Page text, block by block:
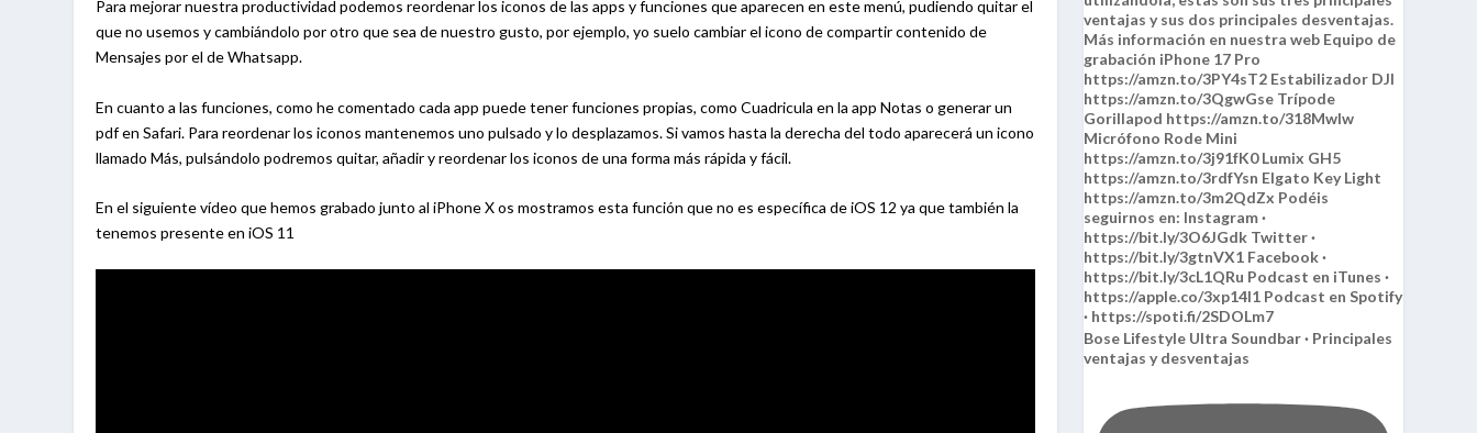
Para mejorar nuestra productividad podemos reordenar los iconos de las apps y funciones que aparecen en este menú, pudiendo quitar el
que no usemos y cambiándolo por otro que sea de nuestro gusto, por ejemplo, yo suelo cambiar el icono de compartir contenido de
Mensajes por el de Whatsapp.
En cuanto a las funciones, como he comentado cada app puede tener funciones propias, como Cuadricula en la app Notas o generar un
pdf en Safari. Para reordenar los iconos mantenemos uno pulsado y lo desplazamos. Si vamos hasta la derecha del todo aparecerá un icono
llamado Más, pulsándolo podremos quitar, añadir y reordenar los iconos de una forma más rápida y fácil.
En el siguiente vídeo que hemos grabado junto al iPhone X os mostramos esta función que no es específica de iOS 12 ya que también la
tenemos presente en iOS 11
Bose Lifestyle Ultra Soundbar · Principales
ventajas y desventajas